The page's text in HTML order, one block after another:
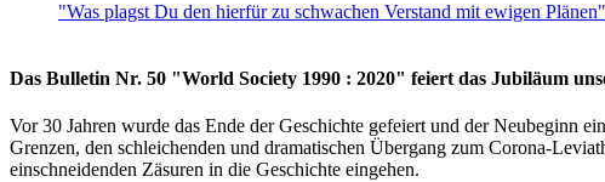
"Was plagst Du den hierfür zu schwachen Verstand mit ewigen
Das Bulletin Nr. 50 "World Society 1990 : 2020" feiert das Jubiläum
Vor 30 Jahren wurde das Ende der Geschichte gefeiert und der Neubeginn
Grenzen, den schleichenden und dramatischen Übergang zum Corona-
einschneidenden Zäsuren in die Geschichte eingehen.